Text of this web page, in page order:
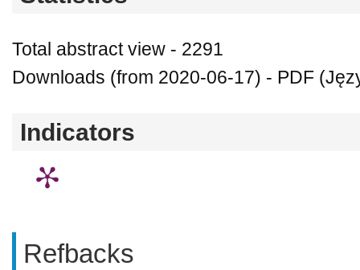
Total abstract view - 2291
Downloads (from 2020-06-17) - PDF
Indicators
Refbacks